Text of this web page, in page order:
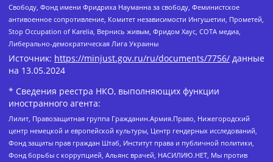
Свободу, Фонд имени Фридриха Науманна за свободу, Феминистское
антивоенное сопротивление, Комитет независимости Ингушетии, Прометей,
Stop Occupation of Karelia, Вернись живым, Фридом Хаус, СОТА медиа,
Либерально-демократическая Лига Украины
Источник: https://minjust.gov.ru/ru/documents/7756/ данные
на 13.05.2024
* Сведения реестра НКО, выполняющих функции
иностранного агента:
Лилит, Правозащитная группа Гражданин.Армия.Право, Нижегородский
центр немецкой и европейской культуры, Центр гендерных исследований,
Фонд защиты прав граждан Штаб, Институт права и публичной политики,
Фонд борьбы с коррупцией, Альянс врачей, НАСИЛИЮ.НЕТ, Мы против